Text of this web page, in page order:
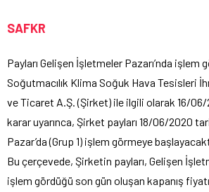
SAFKR
Payları Gelişen İşletmeler Pazarı’nda işlem
Soğutmacılık Klima Soğuk Hava Tesisleri
ve Ticaret A.Ş. (Şirket) ile ilgili olarak 16/06/
karar uyarınca, Şirket payları 18/06/2020
Pazar’da (Grup 1) işlem görmeye
Bu çerçevede, Şirketin payları, Gelişen
işlem gördüğü son gün oluşan kapanış